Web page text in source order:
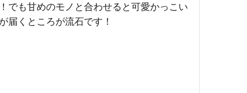
でも甘めのモノと合わせると可愛かっこい
くところが流石です！